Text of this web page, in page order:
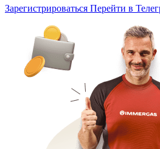
Зарегистрироваться Перейти в